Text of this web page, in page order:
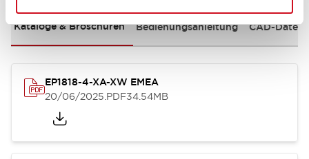
Kataloge & Broschüren Bedienungsanleitung CAD-
EP1818-4-XA-XW EMEA
20/06/2025.PDF34.54MB